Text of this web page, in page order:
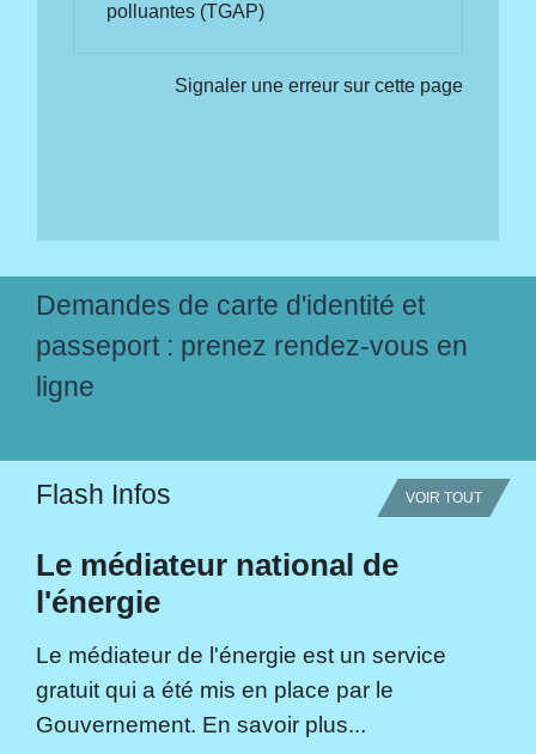
polluantes (TGAP)
Signaler une erreur sur cette page
Demandes de carte d'identité et
passeport : prenez rendez-vous en
ligne
Flash Infos VOIR TOUT
Le médiateur national de
l'énergie
Le médiateur de l'énergie est un service
gratuit qui a été mis en place par le
Gouvernement. En savoir plus...